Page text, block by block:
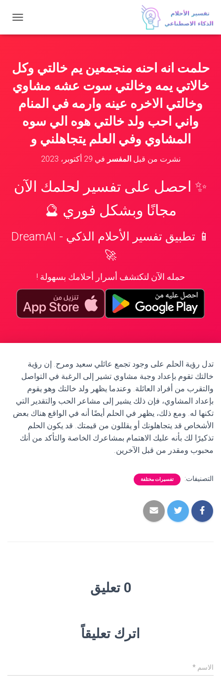
ب
ا
ت
حلمت انه احنه منجمعين يم خالتي وكل
خالاتي يمه وخالتي سوت عشه مشاوي
وخالتي الاخره عينه وارمه في المنام
واني احب ولد خالتي هوه الي سوه
المشاوي وفي العلم يتجاهلني و
نشرت من قبلالمفسر في 29 أكتوبر، 2023
✨ احصل على تفسير لحلمك الآن
مجانًا وبشكل فوري 🔮
📱 تطبيق تفسير الأحلام الذكي - DreamAI
🚀
حمله الآن لتكتشف أسرار أحلامك بسهولة !
تدل رؤية الحلم على وجود تجمع عائلي سعيد ومرح. إن رؤية
خالتك تقوم بإعداد وجبة مشاوي تشير إلى الرغبة في التواصل
والتقرب من أفراد العائلة. وعندما يظهر ولد خالتك وهو يقوم
بإعداد المشاوي، فإن ذلك يشير إلى مشاعر الحب والتقدير التي
تكنها له. ومع ذلك، يظهر في الحلم أيضًا أنه في الواقع هناك بعض
الأشخاص قد يتجاهلونك أو يقللون من قيمتك. قد يكون الحلم
تذكيرًا لك بأنه عليك الاهتمام بمشاعرك الخاصة والتأكد من أنك
محبوب ومقدر من قبل الآخرين.
التصنيفات: تفسيرات مختلفة
0 تعليق
اترك تعليقاً
الاسم *